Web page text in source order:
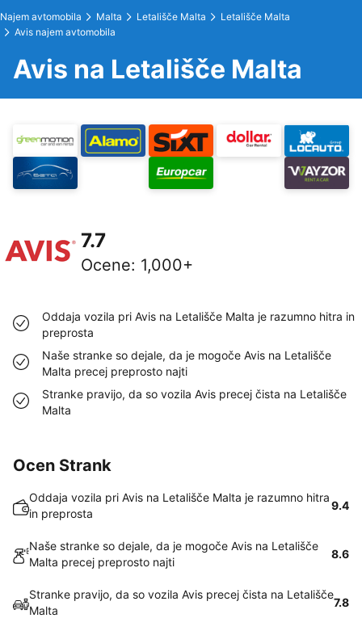
Najem avtomobila Malta Letališče Malta
Letališče Malta
Avis najem avtomobila
Avis na Letališče Malta
7.7
Ocene: 1,000+
Oddaja vozila pri Avis na Letališče Malta je razumno hitra in
preprosta
Naše stranke so dejale, da je mogoče Avis na Letališče
Malta precej preprosto najti
Stranke pravijo, da so vozila Avis precej čista na Letališče
Malta
Ocen Strank
Oddaja vozila pri Avis na Letališče Malta je razumno hitra
in preprosta
9.4
Naše stranke so dejale, da je mogoče Avis na Letališče
Malta precej preprosto najti
8.6
Stranke pravijo, da so vozila Avis precej čista na Letališče
Malta
7.8